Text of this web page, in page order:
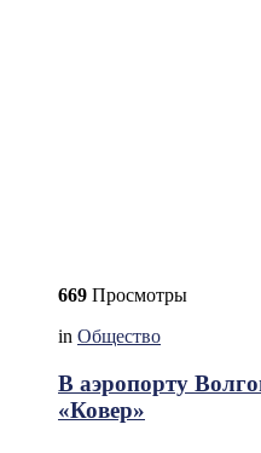
669 Просмотры
in Общество
В аэропорту
«Ковер»